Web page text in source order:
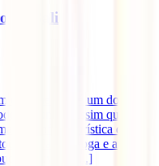
de Bali
é conhecida, é um dos
o mundo. Assim que se
oferta turística que
aulas de yoga e até de
e Uluwatu [...]